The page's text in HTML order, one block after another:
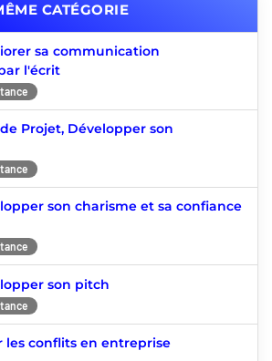
CATÉGORIE
sa communication
l'écrit
Projet, Développer son
son charisme et sa confiance
son pitch
les conflits en entreprise